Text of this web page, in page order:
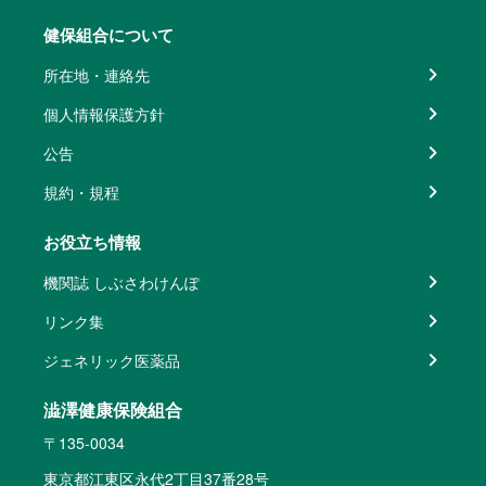
健保組合について
所在地・連絡先
個人情報保護方針
公告
規約・規程
お役立ち情報
機関誌 しぶさわけんぽ
リンク集
ジェネリック医薬品
澁澤健康保険組合
〒135-0034
東京都江東区永代2丁目37番28号